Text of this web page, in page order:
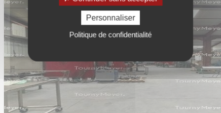
Personnaliser
Politique de confidentialité